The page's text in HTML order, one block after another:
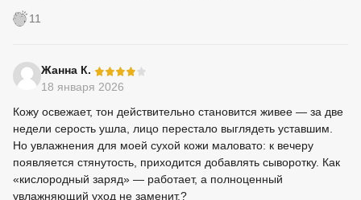
11
Жанна К.
18 января 2026
Кожу освежает, тон действительно становится живее — за две
недели серость ушла, лицо перестало выглядеть уставшим.
Но увлажнения для моей сухой кожи маловато: к вечеру
появляется стянутость, приходится добавлять сыворотку. Как
«кислородный заряд» — работает, а полноценный
увлажняющий уход не заменит.?